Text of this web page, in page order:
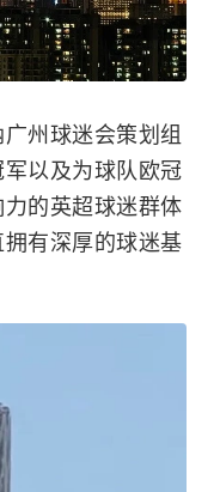
州球迷会策划组
以及为球队欧冠
的英超球迷群体
有深厚的球迷基